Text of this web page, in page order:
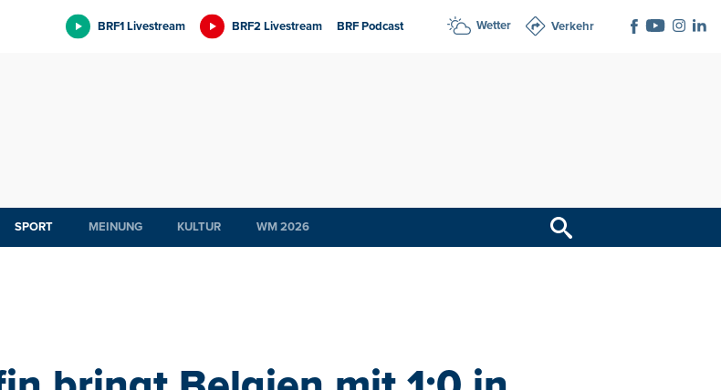
BRF1 Livestream BRF2 Livestream BRF Podcast Wetter Verkehr
SPORT MEINUNG KULTUR WM 2026